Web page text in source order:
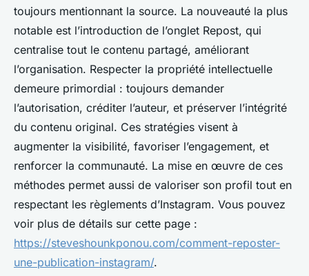
toujours mentionnant la source. La nouveauté la plus
notable est l’introduction de l’onglet Repost, qui
centralise tout le contenu partagé, améliorant
l’organisation. Respecter la propriété intellectuelle
demeure primordial : toujours demander
l’autorisation, créditer l’auteur, et préserver l’intégrité
du contenu original. Ces stratégies visent à
augmenter la visibilité, favoriser l’engagement, et
renforcer la communauté. La mise en œuvre de ces
méthodes permet aussi de valoriser son profil tout en
respectant les règlements d’Instagram. Vous pouvez
voir plus de détails sur cette page :
https://steveshounkponou.com/comment-reposter-
une-publication-instagram/.